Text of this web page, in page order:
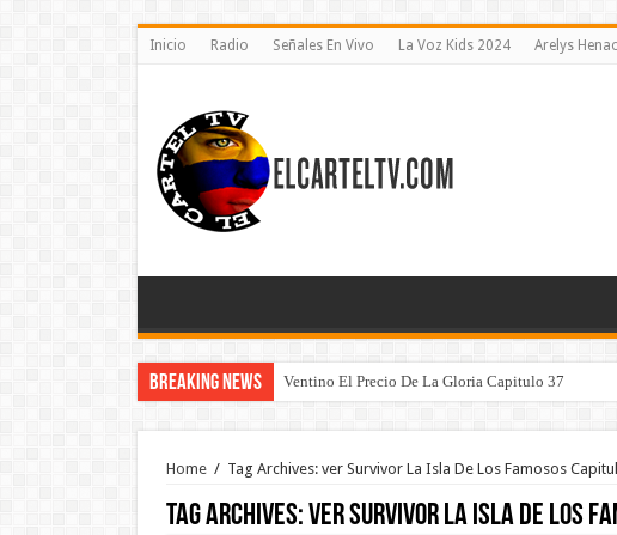
Inicio Radio Señales En Vivo La Voz Kids 2024 Arelys
Breaking News Ventino El Precio De La Gloria Capitulo 37
Home / Tag Archives: ver Survivor La Isla De Los Famosos
Tag Archives:ver Survivor La Isla De Los